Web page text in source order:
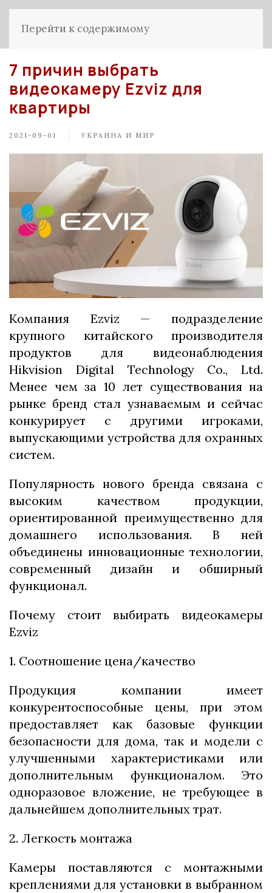
Перейти к содержимому
7 причин выбрать
видеокамеру Ezviz для
квартиры
2021-09-01 УКРАИНА И МИР
Компания Ezviz — подразделение
крупного китайского производителя
продуктов для видеонаблюдения
Hikvision Digital Technology Co., Ltd.
Менее чем за 10 лет существования на
рынке бренд стал узнаваемым и сейчас
конкурирует с другими игроками,
выпускающими устройства для охранных
систем.
Популярность нового бренда связана с
высоким качеством продукции,
ориентированной преимущественно для
домашнего использования. В ней
объединены инновационные технологии,
современный дизайн и обширный
функционал.
Почему стоит выбирать видеокамеры
Ezviz
1. Соотношение цена/качество
Продукция компании имеет
конкурентоспособные цены, при этом
предоставляет как базовые функции
безопасности для дома, так и модели с
улучшенными характеристиками или
дополнительным функционалом. Это
одноразовое вложение, не требующее в
дальнейшем дополнительных трат.
2. Легкость монтажа
Камеры поставляются с монтажными
креплениями для установки в выбранном